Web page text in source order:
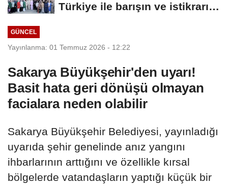
Türkiye ile barışın ve istikrarın
GÜNCEL
Yayınlanma: 01 Temmuz 2026 - 12:22
Sakarya Büyükşehir'den uyarı!
Basit hata geri dönüşü olmayan
facialara neden olabilir
Sakarya Büyükşehir Belediyesi, yayınladığı
uyarıda şehir genelinde anız yangını
ihbarlarının arttığını ve özellikle kırsal
bölgelerde vatandaşların yaptığı küçük bir